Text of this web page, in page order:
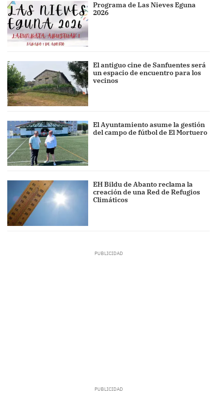
Programa de Las Nieves Eguna
2026
El antiguo cine de Sanfuentes será
un espacio de encuentro para los
vecinos
El Ayuntamiento asume la gestión
del campo de fútbol de El Mortuero
EH Bildu de Abanto reclama la
creación de una Red de Refugios
Climáticos